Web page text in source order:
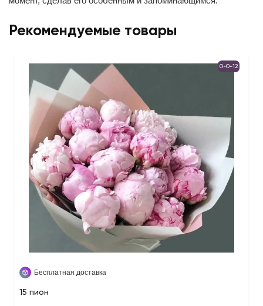
Рекомендуемые товары
0-0-12
Бесплатная доставка
15 пион